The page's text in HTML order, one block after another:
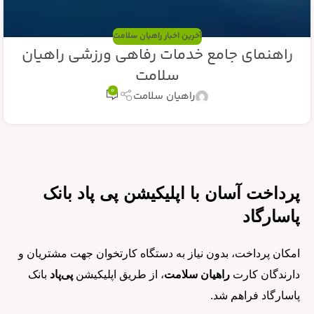
آخرین اخبار راهیان سلامت
راهنمای جامع خدمات رفاهی ورزشی راهیان
سلامت
راهیان سلامت 0
پرداخت آسان با اپلیکیشن پی پاد بانک
پاسارگاد
امکان پرداخت، بدون نیاز به دستگاه کارتخوان جهت مشتریان و
دارندگان کارت راهیان سلامت، از طریق اپلیکیشن پی‌پاد بانک
پاسارگاد فراهم شد.